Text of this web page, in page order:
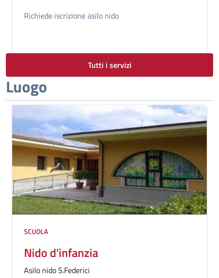
Richiede iscrizione asilo nido
Tutti i servizi
Luogo
SCUOLA
Nido d'infanzia
Asilo nido S.Federici